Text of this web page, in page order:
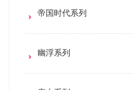
帝国时代系列
幽浮系列